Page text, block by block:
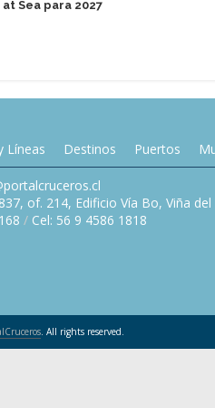
at Sea para 2027
Líneas Destinos Puertos
of. 214, Edificio Vía Bo, Viña
/ Cel: 56 9 4586 1818
. All rights reserved.